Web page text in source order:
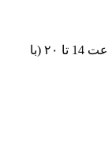
روزهای کاری : یکشنبه - دوشنبه - چهارشنبه ساعت 14 تا ۲۰ (با